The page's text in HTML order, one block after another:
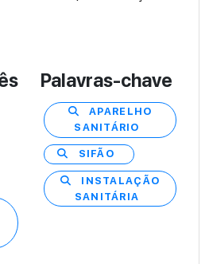
Palavras-chave
APARELHO
SANITÁRIO
SIFÃO
INSTALAÇÃO
SANITÁRIA